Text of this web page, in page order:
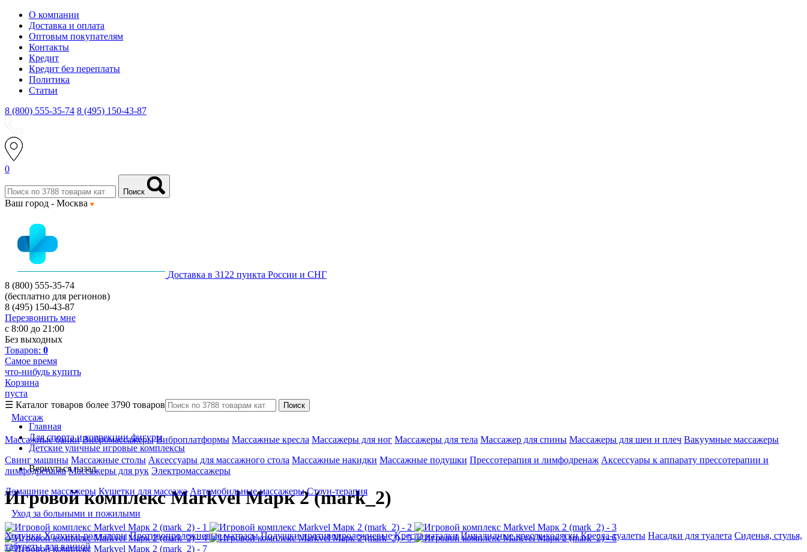
О компании
Доставка и оплата
Оптовым покупателям
Контакты
Кредит
Кредит без переплаты
Политика
Статьи
8 (800) 555-35-74 8 (495) 150-43-87
0
Поиск
Ваш город - Москва
Доставка в 3122 пункта России и СНГ
8 (800) 555-35-74
(бесплатно для регионов)
8 (495) 150-43-87
Перезвонить мне
с 8:00 до 21:00
Без выходных
Товаров: 0
Самое время
что-нибудь купить
Корзина
пуста
☰ Каталог товаров более 3790 товаров
Массаж
Массажные банки Вибромассажеры Виброплатформы Массажные кресла Массажеры для ног Массажеры для тела Массажер для спины Массажеры для шеи и плеч Вакуумные массажеры
Свинг машины Массажные столы Аксессуары для массажного стола Массажные накидки Массажные подушки Прессотерапия и лимфодренаж Аксессуары к аппарату прессотерапии и
лимфодренажа Массажеры для рук Электромассажеры
Домашние массажеры Кушетки для массажа Автомобильные массажеры Стоун-терапия
Уход за больными и пожилыми
ХодункиХодунки-роллаторы Противопролежневые матрасы Подушки противопролежневые Кресла каталки Инвалидные кресла-коляски Кресла-туалеты Насадки для туалета Сиденья, стулья,
табуреты для ванной
Поиск
Главная
Для спорта и коррекции фигуры
Детские уличные игровые комплексы
Вернуться назад
Игровой комплекс Markvel Марк 2 (mark_2)